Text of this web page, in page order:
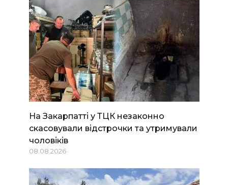
На Закарпатті у ТЦК незаконно
скасовували відстрочки та утримували
чоловіків
08.08.2026